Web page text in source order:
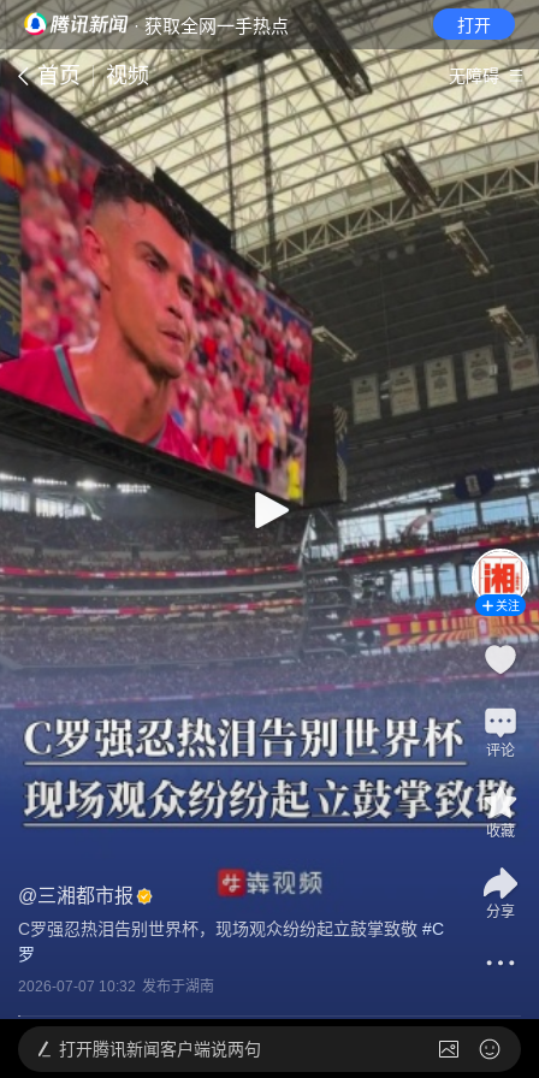
· 获取全网一手热点 打开
首页 视频 无障碍
@三湘都市报
C罗强忍热泪告别世界杯，现场观众纷纷起立鼓掌致敬 #C
罗
2026-07-07 10:32 发布于湖南
关注
评论
收藏
分享
打开腾讯新闻客户端说两句